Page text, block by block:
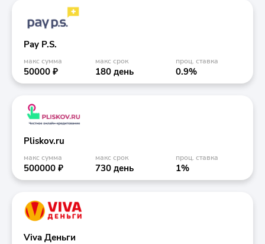
Pay P.S.
макс сумма
50000 ₽
макс срок
180 день
проц. ставка
0.9%
Pliskov.ru
макс сумма
500000 ₽
макс срок
730 день
проц. ставка
1%
Viva Деньги